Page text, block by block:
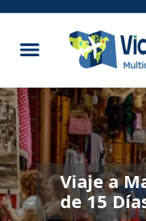
Viaje a
de 15